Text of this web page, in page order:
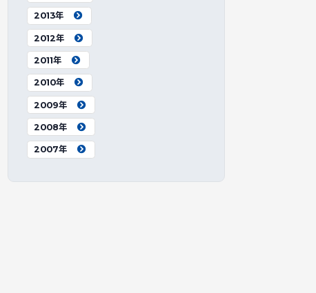
2013年
2012年
2011年
2010年
2009年
2008年
2007年